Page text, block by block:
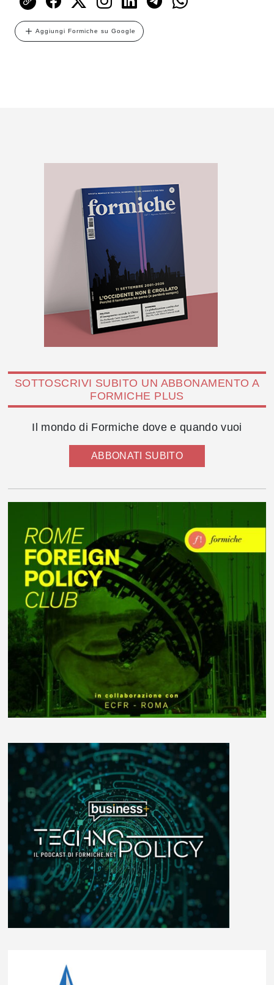
Aggiungi Formiche su Google
SOTTOSCRIVI SUBITO UN ABBONAMENTO A
FORMICHE PLUS
Il mondo di Formiche dove e quando vuoi
ABBONATI SUBITO